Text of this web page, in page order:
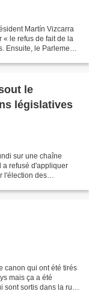
Martín Vizcarra
le refus de fait de la
Ensuite, le Parlement
le
législatives
sur une chaîne
a refusé d'appliquer
l'élection des
canon qui ont été tirés
mais ça a été
sont sortis dans la rue